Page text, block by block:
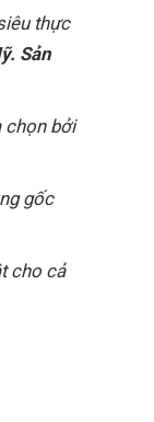
thực
Sản
chọn bởi
gốc
cho cả